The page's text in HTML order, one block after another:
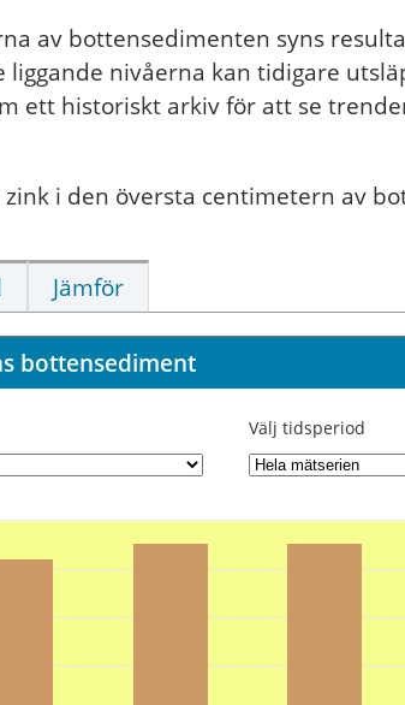
av bottensedimenten syns
liggande nivåerna kan tidigare
ett historiskt arkiv för att se
i den översta centimetern av
Jämför
bottensediment
Välj tidsperiod